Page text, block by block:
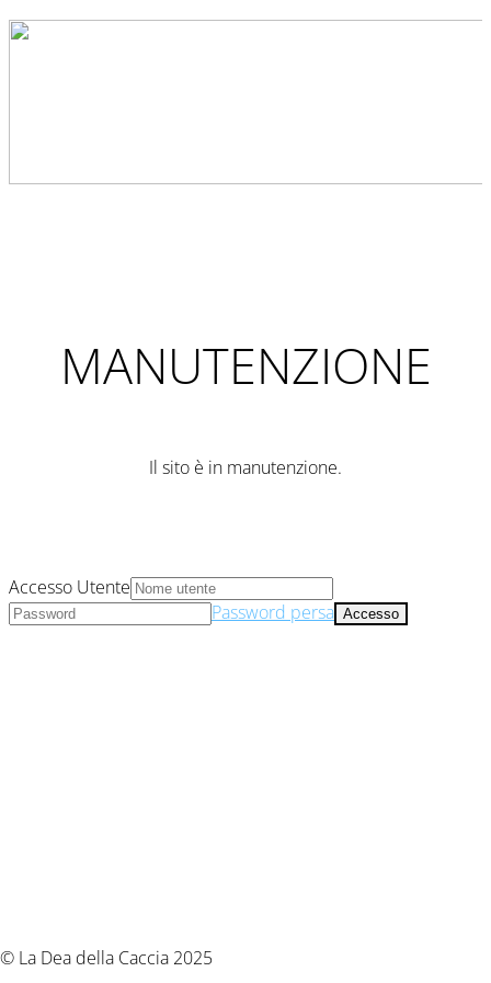
MANUTENZIONE
Il sito è in manutenzione.
© La Dea della Caccia 2025
Accesso Utente
Password persa